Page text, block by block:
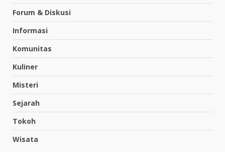
Forum & Diskusi
Informasi
Komunitas
Kuliner
Misteri
Sejarah
Tokoh
Wisata